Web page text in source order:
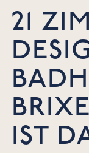
21
IST